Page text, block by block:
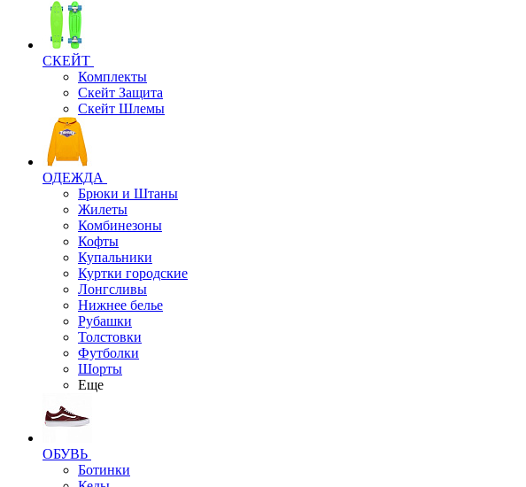
СКЕЙТ
Комплекты
Скейт Защита
Скейт Шлемы
ОДЕЖДА
Брюки и Штаны
Жилеты
Комбинезоны
Кофты
Купальники
Куртки городские
Лонгсливы
Нижнее белье
Рубашки
Толстовки
Футболки
Шорты
Еще
ОБУВЬ
Ботинки